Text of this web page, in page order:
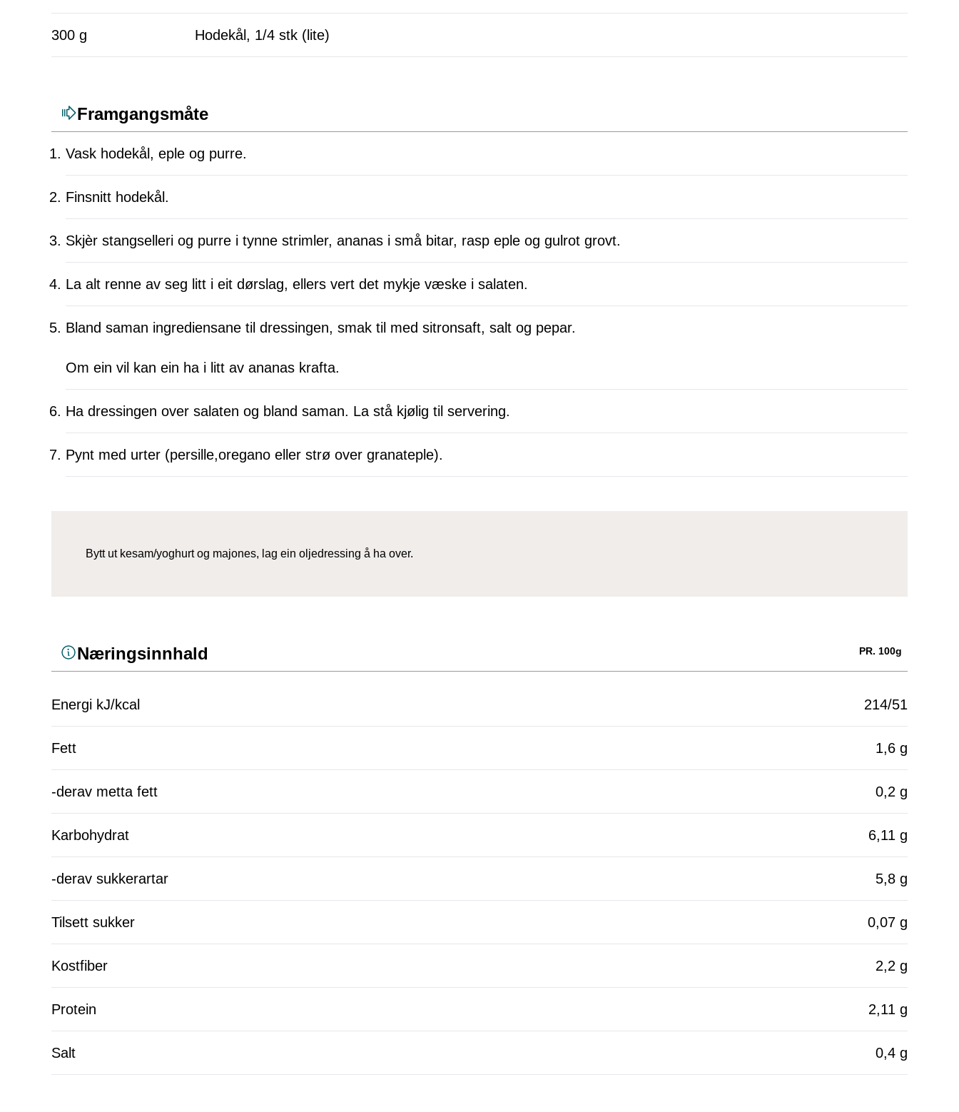
300 g Hodekål, 1/4 stk (lite)
Framgangsmåte
Vask hodekål, eple og purre.
Finsnitt hodekål.
Skjèr stangselleri og purre i tynne strimler, ananas i små bitar, rasp eple og gulrot grovt.
La alt renne av seg litt i eit dørslag, ellers vert det mykje væske i salaten.
Bland saman ingrediensane til dressingen, smak til med sitronsaft, salt og pepar.
Om ein vil kan ein ha i litt av ananas krafta.
Ha dressingen over salaten og bland saman. La stå kjølig til servering.
Pynt med urter (persille,oregano eller strø over granateple).
Bytt ut kesam/yoghurt og majones, lag ein oljedressing å ha over.
Næringsinnhald PR. 100g
Energi kJ/kcal 214/51
Fett 1,6 g
-derav metta fett 0,2 g
Karbohydrat 6,11 g
-derav sukkerartar 5,8 g
Tilsett sukker 0,07 g
Kostfiber 2,2 g
Protein 2,11 g
Salt 0,4 g